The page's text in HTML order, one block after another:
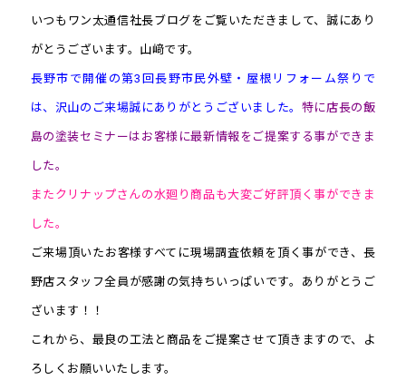
いつもワン太通信社長ブログをご覧いただきまして、誠にあり
がとうございます。山﨑です。
長野市で開催の第3回長野市民外壁・屋根リフォーム祭りで
は、沢山のご来場誠にありがとうございました。 特に店長の飯
島の塗装セミナーはお客様に最新情報をご提案する事ができま
した。
またクリナップさんの水廻り商品も大変ご好評頂く事ができま
した。
ご来場頂いたお客様すべてに現場調査依頼を頂く事ができ、長
野店スタッフ全員が感謝の気持ちいっぱいです。ありがとうご
ざいます！！
これから、最良の工法と商品をご提案させて頂きますので、よ
ろしくお願いいたします。